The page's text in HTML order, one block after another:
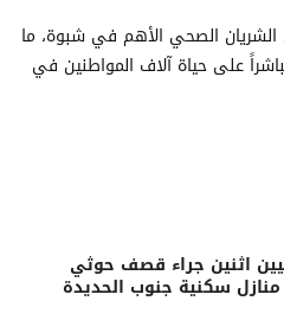
الصحي الأهم في شبوة، ما
على حياة آلاف المواطنين في
اثنين جراء قصف حوثي
سكنية جنوب الحديدة